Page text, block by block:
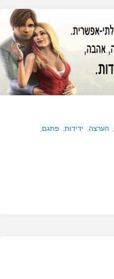
הערצה ידידות, פתגם